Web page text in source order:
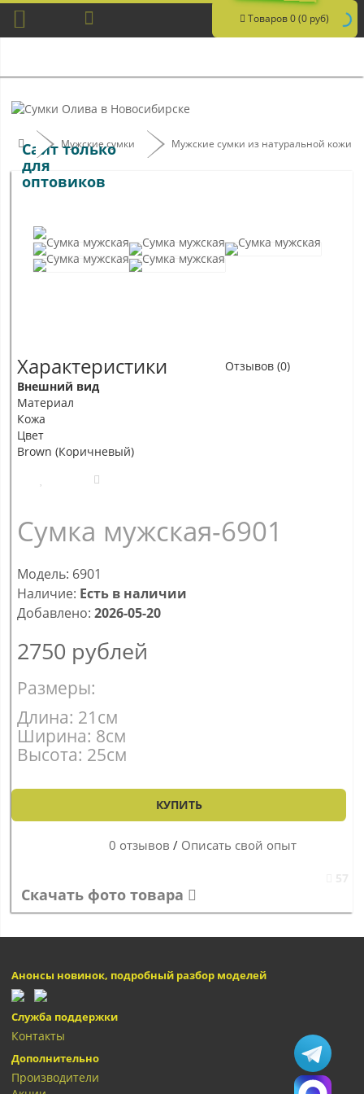
Товаров 0 (0 руб)
Сайт только
для
оптовиков
Мужские сумки Мужские сумки из натуральной кожи
Характеристики
Отзывов (0)
Внешний вид
Материал
Кожа
Цвет
Brown (Коричневый)
Сумка мужская-6901
Модель: 6901
Наличие: Есть в наличии
Добавлено: 2026-05-20
2750 рублей
Размеры:
Длина: 21см
Ширина: 8см
Высота: 25см
КУПИТЬ
0 отзывов / Описать свой опыт
Скачать фото товара
Анонсы новинок, подробный разбор моделей
Служба поддержки
Контакты
Дополнительно
Производители